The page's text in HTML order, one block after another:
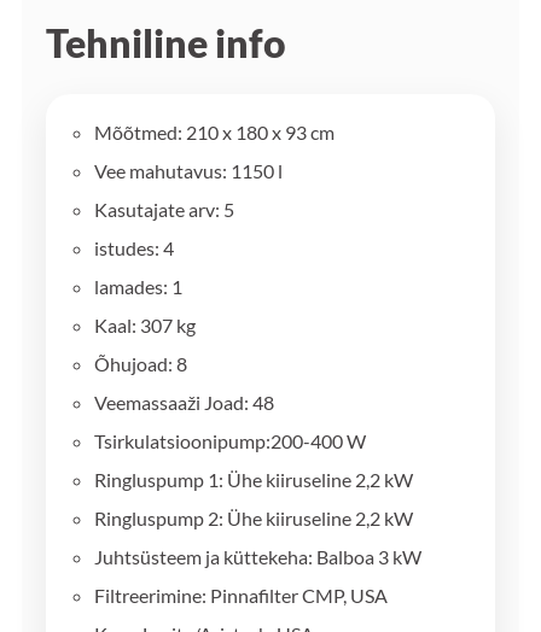
Tehniline info
Mõõtmed: 210 x 180 x 93 cm
Vee mahutavus: 1150 l
Kasutajate arv: 5
istudes: 4
lamades: 1
Kaal: 307 kg
Õhujoad: 8
Veemassaaži Joad: 48
Tsirkulatsioonipump:200-400 W
Ringluspump 1: Ühe kiiruseline 2,2 kW
Ringluspump 2: Ühe kiiruseline 2,2 kW
Juhtsüsteem ja küttekeha: Balboa 3 kW
Filtreerimine: Pinnafilter CMP, USA